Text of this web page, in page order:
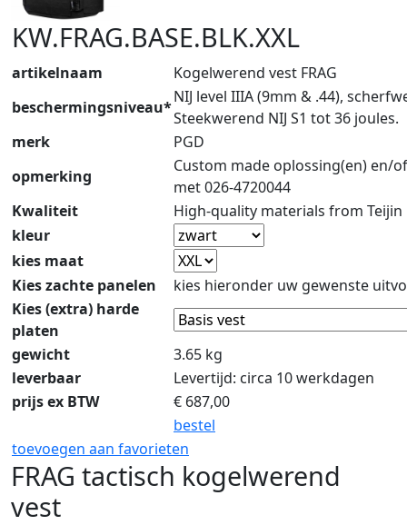
KW.FRAG.BASE.BLK.XXL
artikelnaam
Kogelwerend vest FRAG
beschermingsniveau*
NIJ level IIIA (9mm & .44),
Steekwerend NIJ S1 tot 36 joules.
merk
PGD
opmerking
Custom made oplossing(en) en/
met 026-4720044
Kwaliteit
High-quality materials from Teijin
kleur
kies maat
Kies zachte panelen
kies hieronder uw gewenste
Kies (extra) harde
platen
gewicht
3.65 kg
leverbaar
Levertijd: circa 10 werkdagen
prijs ex BTW
€ 687,00
bestel
toevoegen aan favorieten
FRAG tactisch kogelwerend
vest